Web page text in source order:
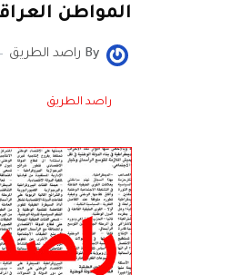
المواطن
By راصد الطريق
راصد الطريق